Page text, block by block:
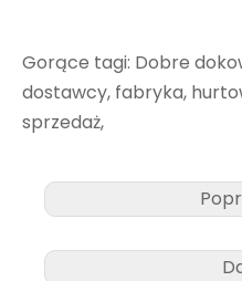
Gorące tagi: Dobre
dostawcy, fabryka,
sprzedaż,